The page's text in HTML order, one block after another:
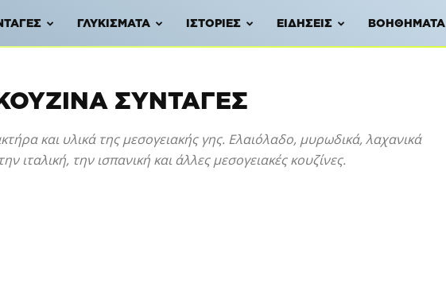
ΓΛΥΚΊΣΜΑΤΑ ΙΣΤΟΡΊΕΣ ΕΙΔΉΣΕΙΣ ΒΟΗΘΉΜΑΤΑ
ΣΥΝΤΑΓΈΣ
και υλικά της μεσογειακής γης. Ελαιόλαδο, μυρωδικά, λαχανικά
ιταλική, την ισπανική και άλλες μεσογειακές κουζίνες.